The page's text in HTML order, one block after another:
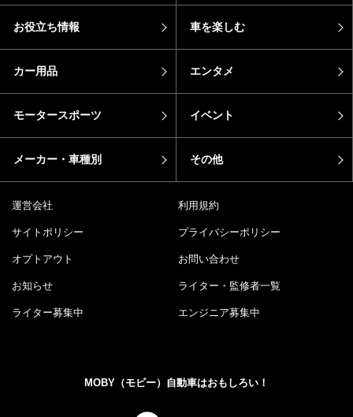
お役立ち情報 車を楽しむ
カー用品 エンタメ
モータースポーツ イベント
メーカー・車種別 その他
運営会社 利用規約
サイトポリシー プライバシーポリシー
オプトアウト お問い合わせ
お知らせ ライター・監修者一覧
ライター募集中 エンジニア募集中
MOBY（モビー）自動車はおもしろい！